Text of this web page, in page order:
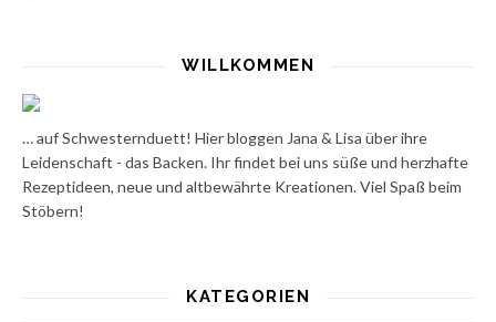
WILLKOMMEN
… auf Schwesternduett! Hier bloggen Jana & Lisa über ihre
Leidenschaft - das Backen. Ihr findet bei uns süße und herzhafte
Rezeptideen, neue und altbewährte Kreationen. Viel Spaß beim
Stöbern!
KATEGORIEN